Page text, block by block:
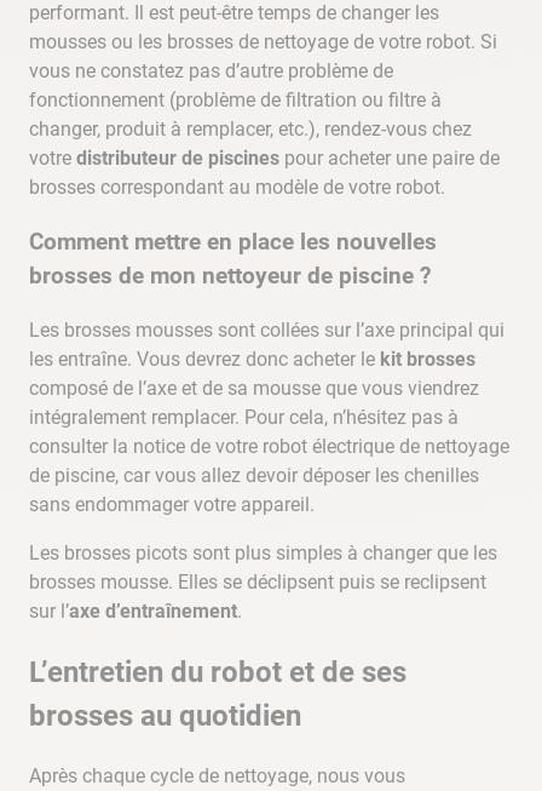
performant. Il est peut-être temps de changer les
mousses ou les brosses de nettoyage de votre robot. Si
vous ne constatez pas d’autre problème de
fonctionnement (problème de filtration ou filtre à
changer, produit à remplacer, etc.), rendez-vous chez
votre distributeur de piscines pour acheter une paire de
brosses correspondant au modèle de votre robot.
Comment mettre en place les nouvelles
brosses de mon nettoyeur de piscine ?
Les brosses mousses sont collées sur l’axe principal qui
les entraîne. Vous devrez donc acheter le kit brosses
composé de l’axe et de sa mousse que vous viendrez
intégralement remplacer. Pour cela, n’hésitez pas à
consulter la notice de votre robot électrique de nettoyage
de piscine, car vous allez devoir déposer les chenilles
sans endommager votre appareil.
Les brosses picots sont plus simples à changer que les
brosses mousse. Elles se déclipsent puis se reclipsent
sur l’axe d’entraînement.
L’entretien du robot et de ses
brosses au quotidien
Après chaque cycle de nettoyage, nous vous